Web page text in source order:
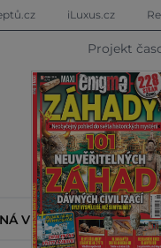
iLuxus.cz
Projekt
V ZAHRANIČÍ